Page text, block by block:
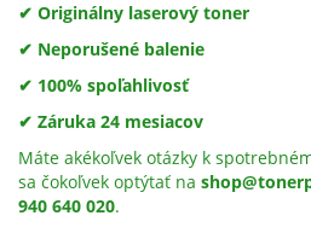
✔ Originálny laserový toner
✔ Neporušené balenie
✔ 100% spoľahlivosť
✔ Záruka 24 mesiacov
Máte akékoľvek otázky k
sa čokoľvek optýtať na
940 640 020.